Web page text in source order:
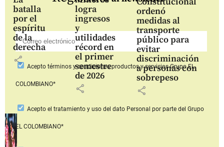
batalla
por el
espíritu
de la
derecha
share
logra
ingresos
y
utilidades
récord en
el primer
semestre
de 2026
share
ordenó
medidas al
transporte
público para
evitar
discriminación
a personas con
sobrepeso
share
Aceptotérminos y condiciones productos y serviciosGrupo EL
COLOMBIANO*
Acepto el tratamiento y uso del dato Personal por parte del Grupo
EL COLOMBIANO*